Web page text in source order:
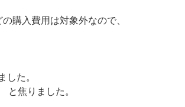
購入費用は対象外なので、
した。
焦りました。